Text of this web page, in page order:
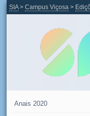
SIA>Campus Viçosa >
Anais 2020